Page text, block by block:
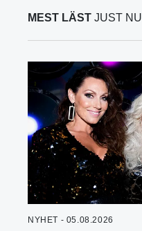
MEST LÄST JUST NU
NYHET - 05.08.2026